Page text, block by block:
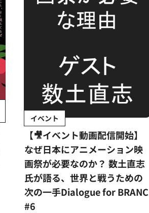
イベント
【🎥イベント動画配信開始】
なぜ日本にアニメーション映
画祭が必要なのか？ 数土直志
氏が語る、世界と戦うための
次の一手Dialogue for BRANC
#6